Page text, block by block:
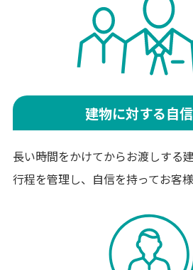
建物に対する自
長い時間をかけてからお渡しする
行程を管理し、自信を持ってお客